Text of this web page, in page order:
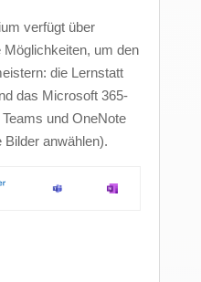
verfügt über
um den
die Lernstatt
das Microsoft 365-
und OneNote
Bilder anwählen).